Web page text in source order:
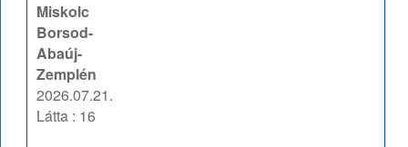
Miskolc
Borsod-
Abaúj-
Zemplén
2026.07.21.
Látta : 16